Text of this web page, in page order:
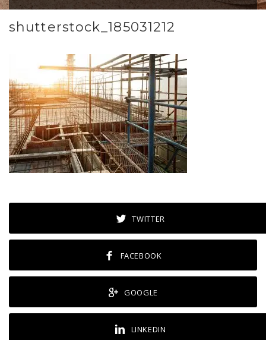
shutterstock_185031212
TWITTER
FACEBOOK
GOOGLE
LINKEDIN